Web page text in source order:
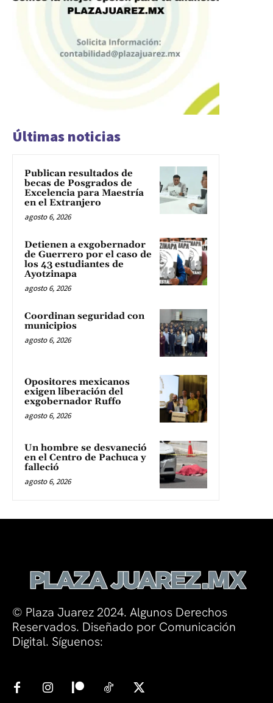
Últimas noticias
Publican resultados de
becas de Posgrados de
Excelencia para Maestría
en el Extranjero
agosto 6, 2026
Detienen a exgobernador
de Guerrero por el caso de
los 43 estudiantes de
Ayotzinapa
agosto 6, 2026
Coordinan seguridad con
municipios
agosto 6, 2026
Opositores mexicanos
exigen liberación del
exgobernador Ruffo
agosto 6, 2026
Un hombre se desvaneció
en el Centro de Pachuca y
falleció
agosto 6, 2026
© Plaza Juarez 2024. Algunos Derechos
Reservados. Diseñado por Comunicación
Digital. Síguenos: